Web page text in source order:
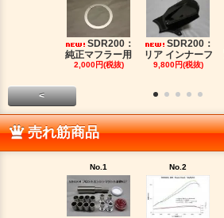
SDR200：
純正マフラー用
2,000円(税抜)
SDR200：
リア インナーフ
9,800円(税抜)
<
売れ筋商品
No.1 No.2